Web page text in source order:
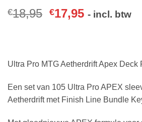
€18,95 €17,95 - incl. btw
Ultra Pro MTG Aetherdrift Apex Deck
Een set van 105 Ultra Pro APEX
Aetherdrift met Finish Line Bundle